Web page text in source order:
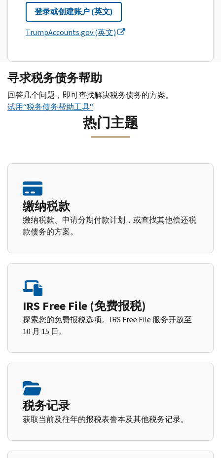
登录或创建账户 (英文)
TrumpAccounts.gov (英文)
寻求税务债务帮助
回答几个问题，即可查找解决税务债务的方案。
试用“税务债务帮助工具”
热门主题
缴纳税款
缴纳税款、申请分期付款计划，或查找其他偿还税
款债务的方案。
IRS Free File (免费报税)
探索您的免费报税选项。IRS Free File 服务开放至
10 月 15 日。
税务记录
获取当前及往年的报税表誊本及其他税务记录。